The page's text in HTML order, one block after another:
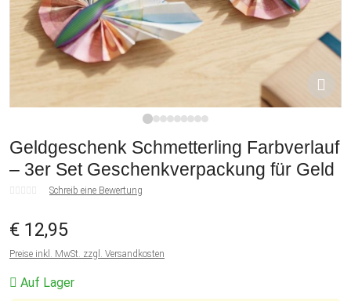
Geldgeschenk Schmetterling Farbverlauf
– 3er Set Geschenkverpackung für Geld
Schreib eine Bewertung
€ 12,95
Preise inkl. MwSt. zzgl. Versandkosten
Auf Lager